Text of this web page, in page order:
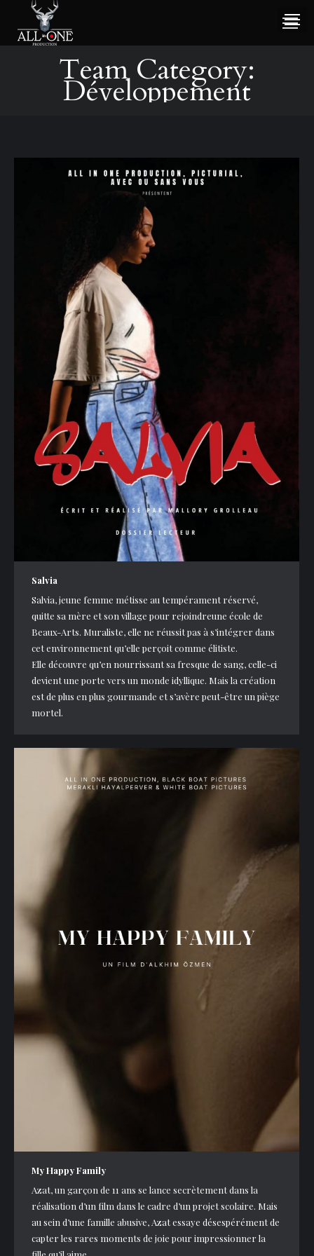
Team Category:
Développement
Salvia
Salvia, jeune femme métisse au tempérament réservé,
quitte sa mère et son village pour rejoindreune école de
Beaux-Arts. Muraliste, elle ne réussit pas à s’intégrer dans
cet environnement qu’elle perçoit comme élitiste.
Elle découvre qu’en nourrissant sa fresque de sang, celle-ci
devient une porte vers un monde idyllique. Mais la création
est de plus en plus gourmande et s’avère peut-être un piège
mortel.
My Happy Family
Azat, un garçon de 11 ans se lance secrètement dans la
réalisation d’un film dans le cadre d’un projet scolaire. Mais
au sein d’une famille abusive, Azat essaye désespérément de
capter les rares moments de joie pour impressionner la